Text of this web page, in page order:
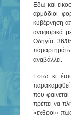
Εδώ και
αρμόδιοι
κυβέρνηση
αναφορικά
Οδηγία 36/
αναβάλλει.
Εστω κι
που
πρέπει να
«εχθροί»